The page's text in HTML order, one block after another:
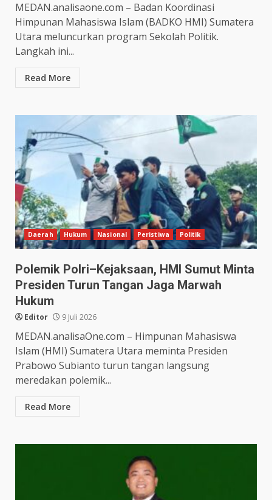
MEDAN.analisaone.com – Badan Koordinasi
Himpunan Mahasiswa Islam (BADKO HMI) Sumatera
Utara meluncurkan program Sekolah Politik.
Langkah ini...
Read More
Daerah Hukum Nasional Peristiwa Politik
Polemik Polri–Kejaksaan, HMI Sumut Minta
Presiden Turun Tangan Jaga Marwah
Hukum
Editor 9 Juli 2026
MEDAN.analisaOne.com – Himpunan Mahasiswa
Islam (HMI) Sumatera Utara meminta Presiden
Prabowo Subianto turun tangan langsung
meredakan polemik...
Read More